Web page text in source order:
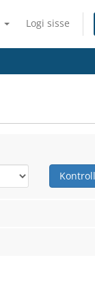
Logi sisse